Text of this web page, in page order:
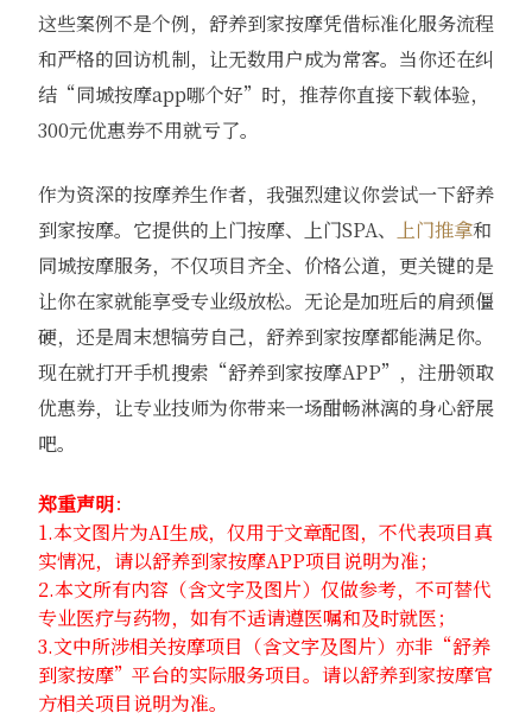
这些案例不是个例，舒养到家按摩凭借标准化服务流程
和严格的回访机制，让无数用户成为常客。当你还在纠
结“同城按摩app哪个好”时，推荐你直接下载体验，
300元优惠券不用就亏了。
作为资深的按摩养生作者，我强烈建议你尝试一下舒养
到家按摩。它提供的上门按摩、上门SPA、
上门推拿和
同城按摩服务，不仅项目齐全、价格公道，更关键的是
让你在家就能享受专业级放松。无论是加班后的肩颈僵
硬，还是周末想犒劳自己，舒养到家按摩都能满足你。
现在就打开手机搜索“舒养到家按摩APP”，注册领取
优惠券，让专业技师为你带来一场酣畅淋漓的身心舒展
吧。
郑重声明：
1.本文图片为AI生成，仅用于文章配图，不代表项目真
实情况，请以舒养到家按摩APP项目说明为准；
2.本文所有内容（含文字及图片）仅做参考，不可替代
专业医疗与药物，如有不适请遵医嘱和及时就医；
3.文中所涉相关按摩项目（含文字及图片）亦非“舒养
到家按摩”平台的实际服务项目。请以舒养到家按摩官
方相关项目说明为准。